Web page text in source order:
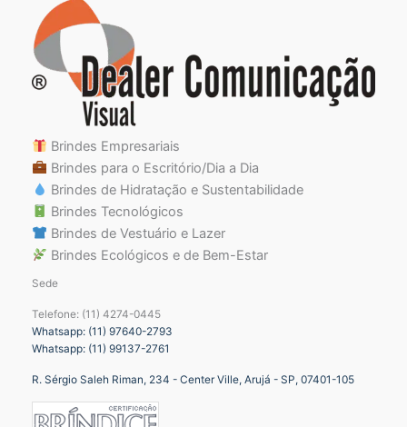
Brindes Empresariais
Brindes para o Escritório/Dia a Dia
Brindes de Hidratação e Sustentabilidade
Brindes Tecnológicos
Brindes de Vestuário e Lazer
Brindes Ecológicos e de Bem-Estar
Sede
Telefone: (11) 4274-0445
Whatsapp: (11) 97640-2793
Whatsapp: (11) 99137-2761
R. Sérgio Saleh Riman, 234 - Center Ville, Arujá - SP, 07401-105